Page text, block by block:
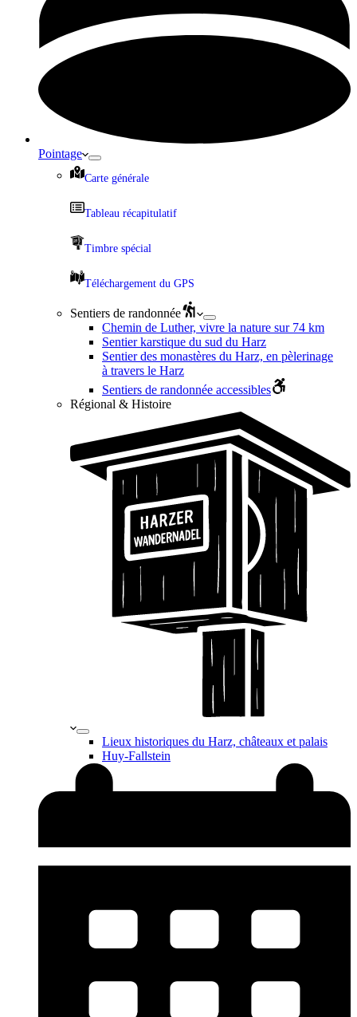
Pointage
Carte générale
Tableau récapitulatif
Timbre spécial
Téléchargement du GPS
Sentiers de randonnée
Chemin de Luther, vivre la nature sur 74 km
Sentier karstique du sud du Harz
Sentier des monastères du Harz, en pèlerinage
à travers le Harz
Sentiers de randonnée accessibles
Régional & Histoire
Lieux historiques du Harz, châteaux et palais
Huy-Fallstein